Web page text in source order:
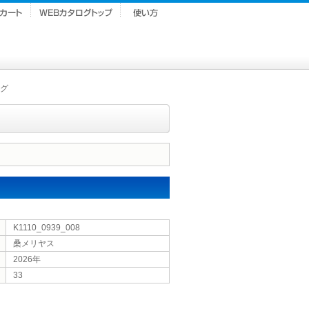
K1110_0939_008
桑メリヤス
2026年
33